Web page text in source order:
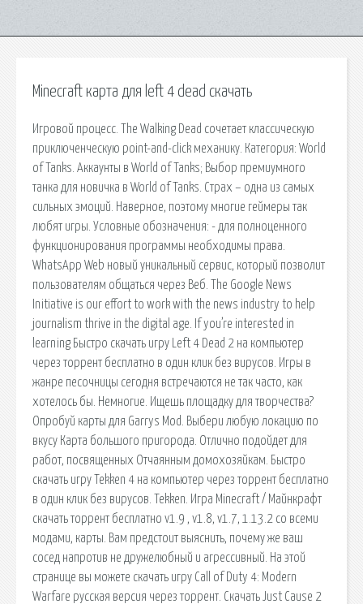
Minecraft карта для left 4 dead скачать
Игровой процесс. The Walking Dead сочетает классическую
приключенческую point-and-click механику. Категория: World
of Tanks. Аккаунты в World of Tanks; Выбор премиумного
танка для новичка в World of Tanks. Страх – одна из самых
сильных эмоций. Наверное, поэтому многие геймеры так
любят игры. Условные обозначения: - для полноценного
функционирования программы необходимы права.
WhatsApp Web новый уникальный сервис, который позволит
пользователям общаться через Веб. The Google News
Initiative is our effort to work with the news industry to help
journalism thrive in the digital age. If you’re interested in
learning Быстро скачать игру Left 4 Dead 2 на компьютер
через торрент бесплатно в один клик без вирусов. Игры в
жанре песочницы сегодня встречаются не так часто, как
хотелось бы. Немногие. Ищешь площадку для творчества?
Опробуй карты для Garrys Mod. Выбери любую локацию по
вкусу Карта большого пригорода. Отлично подойдет для
работ, посвященных Отчаянным домохозяйкам. Быстро
скачать игру Tekken 4 на компьютер через торрент бесплатно
в один клик без вирусов. Tekken. Игра Minecraft / Майнкрафт
скачать торрент бесплатно v1.9 , v1.8, v1.7, 1.13.2 со всеми
модами, карты. Вам предстоит выяснить, почему же ваш
сосед напротив не дружелюбный и агрессивный. На этой
странице вы можете скачать игру Call of Duty 4: Modern
Warfare русская версия через торрент. Скачать Just Cause 2